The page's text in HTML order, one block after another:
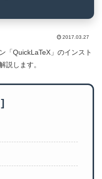
2017.03.27
「QuickLaTeX」のインスト
説します。